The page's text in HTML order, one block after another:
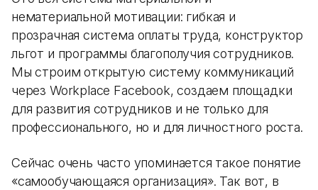
нематериальной мотивации: гибкая и
прозрачная система оплаты труда, конструктор
льгот и программы благополучия сотрудников.
Мы строим открытую систему коммуникаций
через Workplace Facebook, создаем площадки
для развития сотрудников и не только для
профессионального, но и для личностного роста.
Сейчас очень часто упоминается такое понятие
«самообучающаяся организация». Так вот, в